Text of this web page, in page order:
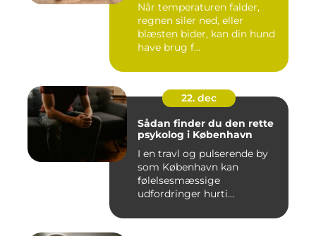
Når temperaturen falder,
regnen siler ned, eller
blæsten bider, kan din hund
have brug f...
22. dec
Sådan finder du den rette
psykolog i København
I en travl og pulserende by
som København kan
følelsesmæssige
udfordringer hurti...